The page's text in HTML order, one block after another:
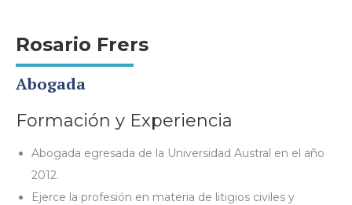
Rosario Frers
Abogada
Formación y Experiencia
Abogada egresada de la Universidad Austral en el año
2012.
Ejerce la profesión en materia de litigios civiles y